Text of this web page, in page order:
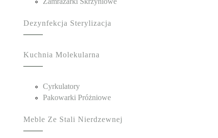
Dezynfekcja Sterylizacja
Kuchnia Molekularna
Cyrkulatory
Pakowarki Próżniowe
Meble Ze Stali Nierdzewnej